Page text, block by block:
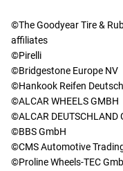
©The Goodyear Tire &
affiliates
©Pirelli
©Bridgestone Europe NV
©Hankook Reifen
©ALCAR WHEELS GMBH
©ALCAR DEUTSCHLAND
©BBS GmbH
©CMS Automotive
©Proline Wheels-TEC